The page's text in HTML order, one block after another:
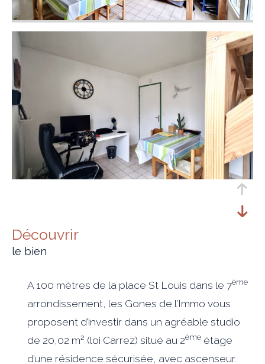
découvrir
le bien
A 100 mètres de la place St Louis dans le 7ème
arrondissement, les Gones de l’Immo vous
proposent d’investir dans un agréable studio
de 20,02 m² (loi Carrez) situé au 2ème étage
d’une résidence sécurisée, avec ascenseur.